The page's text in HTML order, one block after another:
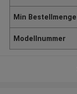
Min Bestellmenge
Modellnummer